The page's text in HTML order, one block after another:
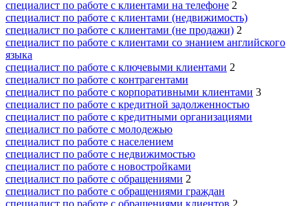
специалист по работе с клиентами на телефоне 2
специалист по работе с клиентами (недвижимость)
специалист по работе с клиентами (не продажи) 2
специалист по работе с клиентами со знанием английского
языка
специалист по работе с ключевыми клиентами 2
специалист по работе с контрагентами
специалист по работе с корпоративными клиентами 3
специалист по работе с кредитной задолженностью
специалист по работе с кредитными организациями
специалист по работе с молодежью
специалист по работе с населением
специалист по работе с недвижимостью
специалист по работе с новостройками
специалист по работе с обращениями 2
специалист по работе с обращениями граждан
специалист по работе с обращениями клиентов 2